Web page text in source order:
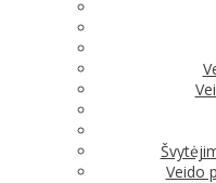
Veido